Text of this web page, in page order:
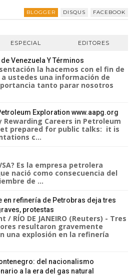
BLOGGER DISQUS FACEBOOK
ESPECIAL EDITORES
Venezuela Y Términos
la hacemos con el fin de
ustedes una información de
tanto parar nosotros
Exploration www.aapg.org
Rewarding Careers in Petroleum
prepared for public talks: it is
c...
Es la empresa petrolera
nació como consecuencia del
de ...
en refinería de Petrobras deja tres
protestas
/ RÍO DE JANEIRO (Reuters) - Tres
resultaron gravemente
una explosión en la refinería
del nacionalismo
a la era del gas natural